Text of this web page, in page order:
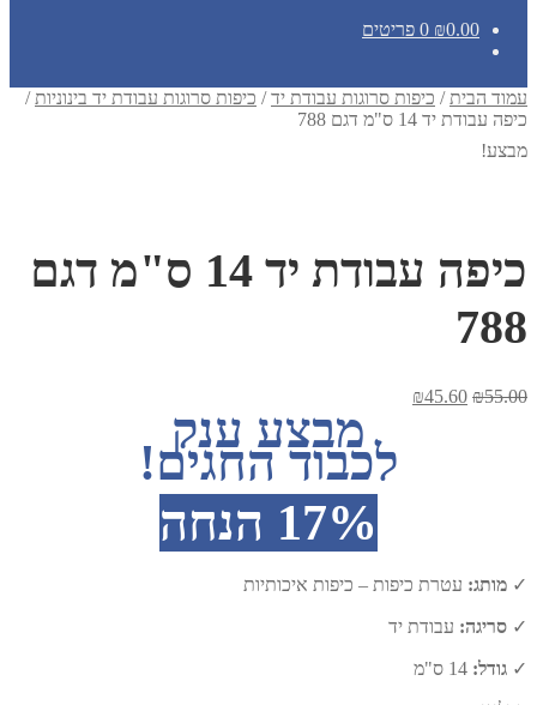
₪0.00 0 פריטים
עמוד הבית / כיפות סרוגות עבודת יד/ כיפות סרוגות עבודת יד בינוניות /
כיפה עבודת יד 14 ס"מ דגם 788
מבצע!
כיפה עבודת יד 14 ס"מ דגם
788
₪55.00
המחיר₪45.60
הוא:
₪45.60.
מבצע ענק
לכבוד החגים!
17% הנחה
✓ מותג: עטרת כיפות – כיפות איכותיות
✓ סריגה: עבודת יד
✓ גודל: